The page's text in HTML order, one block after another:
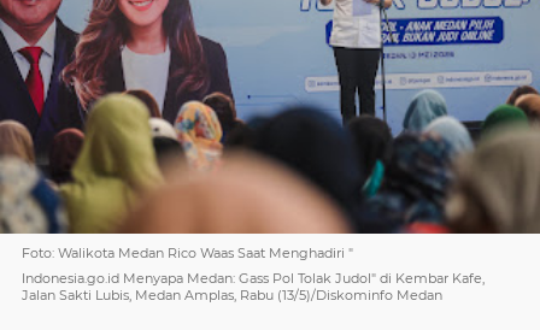
Foto: Walikota Medan Rico Waas Saat Menghadiri "
Indonesia.go.id Menyapa Medan: Gass Pol Tolak Judol" di Kembar Kafe,
Jalan Sakti Lubis, Medan Amplas, Rabu (13/5)/Diskominfo Medan